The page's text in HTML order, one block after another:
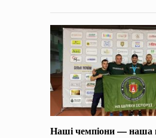
Наші чемпіони — наша